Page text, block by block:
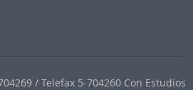
/ Telefax 5-704260 Con Estudios